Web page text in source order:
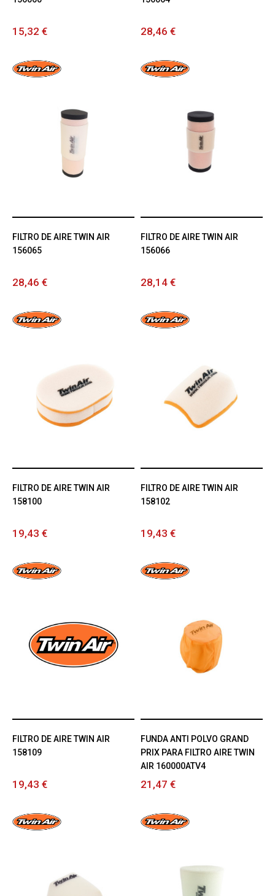
15,32 € 28,46 €
FILTRO DE AIRE TWIN AIR
156065
28,46 €
FILTRO DE AIRE TWIN AIR
156066
28,14 €
FILTRO DE AIRE TWIN AIR
158100
19,43 €
FILTRO DE AIRE TWIN AIR
158102
19,43 €
FILTRO DE AIRE TWIN AIR
158109
19,43 €
FUNDA ANTI POLVO GRAND
PRIX PARA FILTRO AIRE TWIN
AIR 160000ATV4
21,47 €